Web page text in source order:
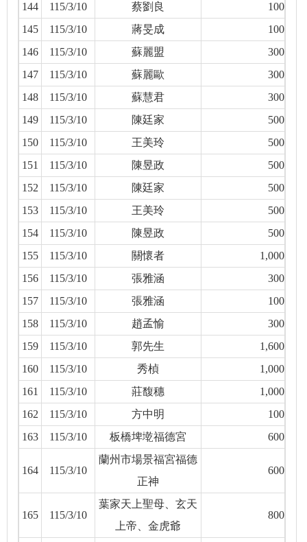
144
115/3/10 蔡劉良
100
145
115/3/10 蔣旻成
100
146
115/3/10 蘇麗盟
300
147
115/3/10 蘇麗歐
300
148
115/3/10 蘇慧君
300
149
115/3/10 陳廷家
500
150
115/3/10 王美玲
500
151
115/3/10 陳昱政
500
152
115/3/10 陳廷家
500
153
115/3/10 王美玲
500
154
115/3/10 陳昱政
500
155
115/3/10 關懷者
1,000
156
115/3/10 張雅涵
300
157
115/3/10 張雅涵
100
158
115/3/10 趙孟愉
300
159
115/3/10 郭先生
1,600
160
115/3/10 秀楨
1,000
161
115/3/10 莊馥穗
1,000
162
115/3/10 方中明
100
163
115/3/10 板橋埤墘福德宮 600
164 115/3/10
蘭州市場景福宮福德
正神
600
165 115/3/10
葉家天上聖母、玄天
上帝、金虎爺
800